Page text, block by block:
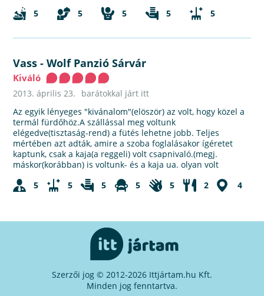
5
5 5 5 5
Vass- Wolf Panzió Sárvár
Kiváló
2013. április 23.
barátokkal járt itt
Az egyik lényeges "kivánalom"(elöször) az volt, hogy közel a
termál fürdőhöz.A szállással meg voltunk
elégedve(tisztaság-rend) a fütés lehetne jobb. Teljes
mértében azt adták, amire a szoba foglalásakor ígéretet
kaptunk, csak a kaja(a reggeli) volt csapnivaló.(megj.
máskor(korábban) is voltunk- és a kaja ua. olyan volt
5
5 5 5 5 2 4
Szerzői jog © 2012-2026 Ittjártam.hu Kft.
Minden jog fenntartva.